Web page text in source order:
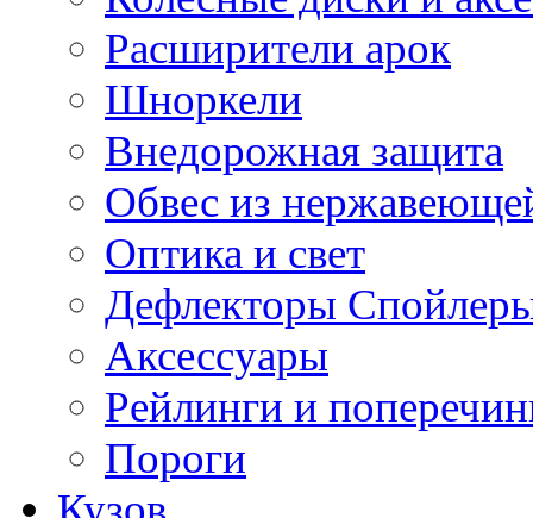
Расширители арок
Шноркели
Внедорожная защита
Обвес из
Оптика и свет
Дефлекторы
Аксессуары
Рейлинги и
Пороги